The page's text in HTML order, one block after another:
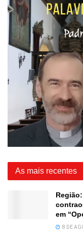
As mais recentes
em
8 DE